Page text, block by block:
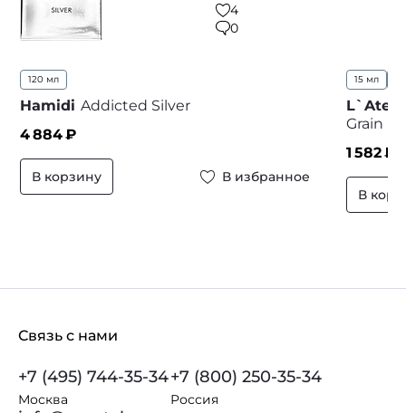
4
0
120 мл
Hamidi Addicted Silver
4 884₽
В корзину В избранное
15 мл
Grain
1 582₽
В
Связь с нами
+7 (495) 744-35-34
Москва
+7 (800) 250-35-34
Россия